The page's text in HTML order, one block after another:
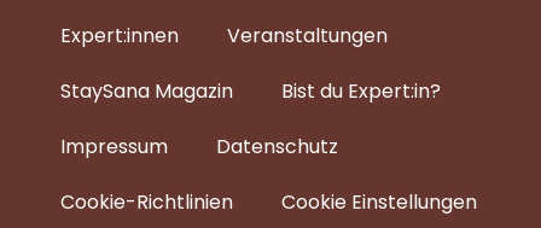
Expert:innen
Veranstaltungen
StaySana Magazin​
Bist du Expert:in?
Impressum
Datenschutz
Cookie-Richtlinien
Cookie Einstellungen